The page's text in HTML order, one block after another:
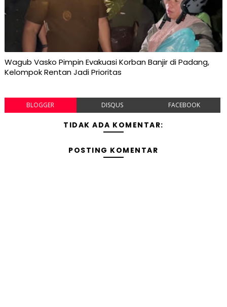
Wagub Vasko Pimpin Evakuasi Korban Banjir di Padang,
Kelompok Rentan Jadi Prioritas
BLOGGER DISQUS FACEBOOK
TIDAK ADA KOMENTAR:
POSTING KOMENTAR